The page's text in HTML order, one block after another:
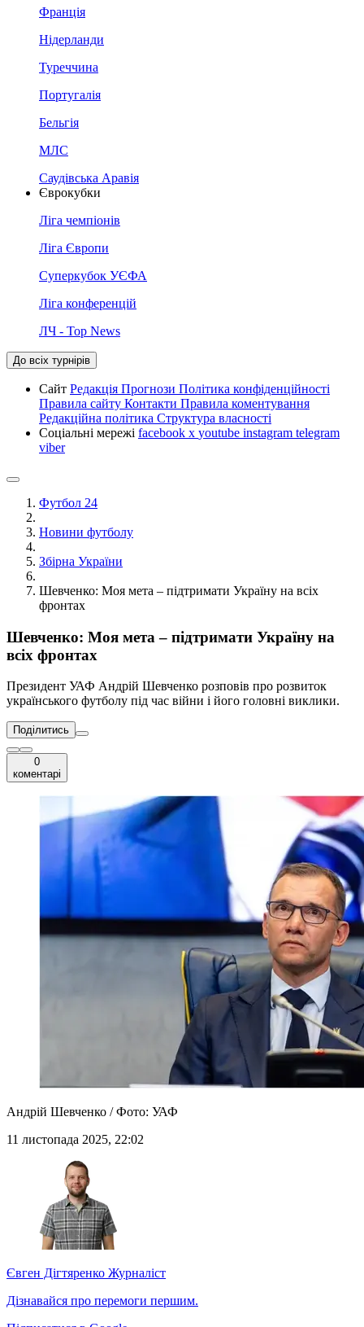
Франція
Нідерланди
Туреччина
Португалія
Бельгія
МЛС
Саудівська Аравія
Єврокубки
Ліга чемпіонів
Ліга Європи
Суперкубок УЄФА
Ліга конференцій
ЛЧ - Top News
До всіх турнірів
Сайт Редакція Прогнози Політика конфіденційності
Правила сайту Контакти Правила коментування
Редакційна політика Структура власності
Соціальні мережі facebook x youtube instagram telegram
viber
Футбол 24
Новини футболу
Збірна України
Шевченко: Моя мета – підтримати Україну на всіх
фронтах
Шевченко: Моя мета – підтримати Україну на
всіх фронтах
Президент УАФ Андрій Шевченко розповів про розвиток
українського футболу під час війни і його головні виклики.
Поділитись
0
коментарі
Андрій Шевченко / Фото: УАФ
11 листопада 2025, 22:02
Євген Дігтяренко Журналіст
Дізнавайся про перемоги першим.